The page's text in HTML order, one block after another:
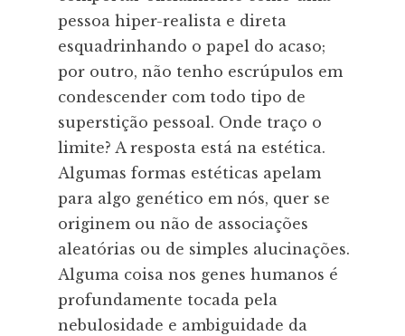
pessoa hiper-realista e direta
esquadrinhando o papel do acaso;
por outro, não tenho escrúpulos em
condescender com todo tipo de
superstição pessoal. Onde traço o
limite? A resposta está na estética.
Algumas formas estéticas apelam
para algo genético em nós, quer se
originem ou não de associações
aleatórias ou de simples alucinações.
Alguma coisa nos genes humanos é
profundamente tocada pela
nebulosidade e ambiguidade da